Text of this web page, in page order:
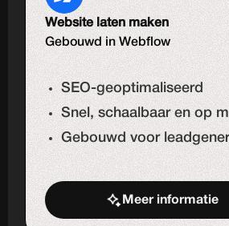
Website laten maken
Gebouwd in Webflow
SEO-geoptimaliseerd
Snel, schaalbaar en op
Gebouwd voor
Meer informatie
Start de